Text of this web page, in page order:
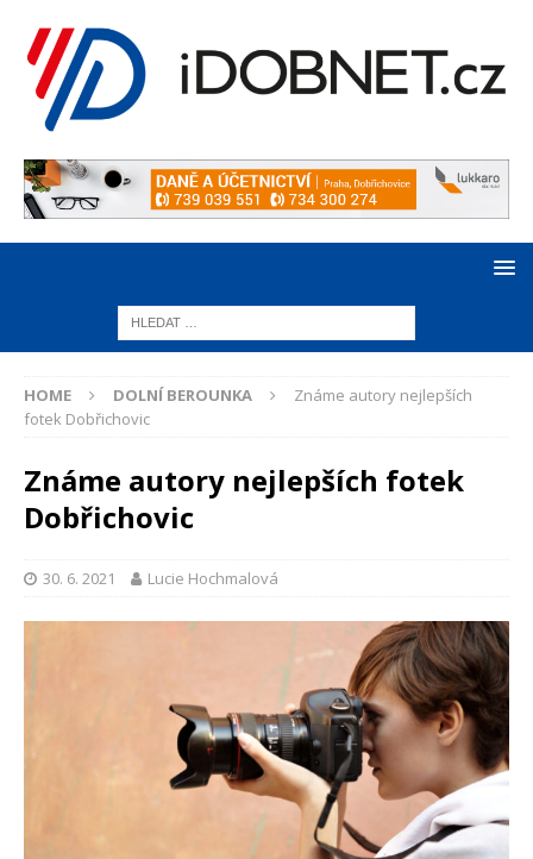
HOME DOLNÍ BEROUNKA
Známe autory nejlepších
fotek Dobřichovic
Známe autory nejlepších fotek
Dobřichovic
30. 6. 2021 Lucie Hochmalová